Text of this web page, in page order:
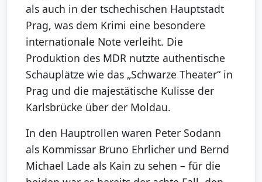
als auch in der tschechischen Hauptstadt
Prag, was dem Krimi eine besondere
internationale Note verleiht. Die
Produktion des MDR nutzte authentische
Schauplätze wie das „Schwarze Theater“ in
Prag und die majestätische Kulisse der
Karlsbrücke über der Moldau.
In den Hauptrollen waren Peter Sodann
als Kommissar Bruno Ehrlicher und Bernd
Michael Lade als Kain zu sehen – für die